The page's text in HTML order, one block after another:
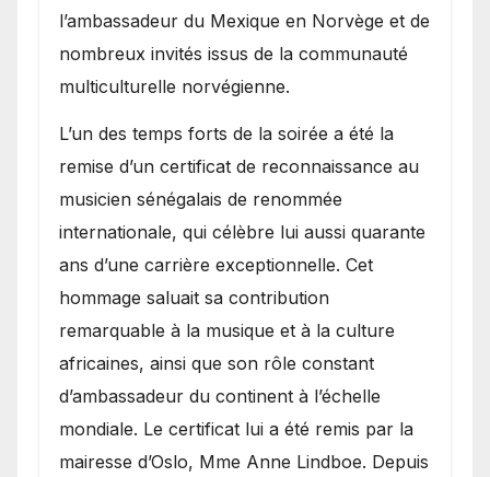
l’ambassadeur du Mexique en Norvège et de
nombreux invités issus de la communauté
multiculturelle norvégienne.
​L’un des temps forts de la soirée a été la
remise d’un certificat de reconnaissance au
musicien sénégalais de renommée
internationale, qui célèbre lui aussi quarante
ans d’une carrière exceptionnelle. Cet
hommage saluait sa contribution
remarquable à la musique et à la culture
africaines, ainsi que son rôle constant
d’ambassadeur du continent à l’échelle
mondiale. Le certificat lui a été remis par la
mairesse d’Oslo, Mme Anne Lindboe. Depuis